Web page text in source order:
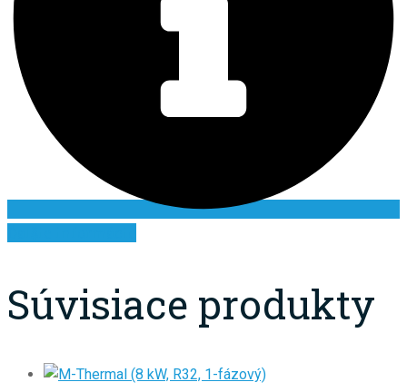
Súvisiace produkty